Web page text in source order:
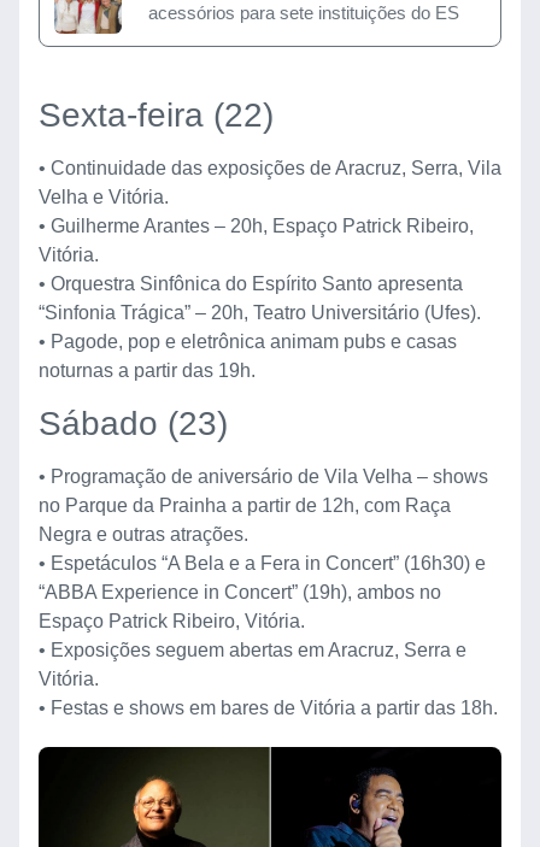
acessórios para sete instituições do ES
Sexta-feira (22)
• Continuidade das exposições de Aracruz, Serra, Vila
Velha e Vitória.
• Guilherme Arantes – 20h, Espaço Patrick Ribeiro,
Vitória.
• Orquestra Sinfônica do Espírito Santo apresenta
“Sinfonia Trágica” – 20h, Teatro Universitário (Ufes).
• Pagode, pop e eletrônica animam pubs e casas
noturnas a partir das 19h.
Sábado (23)
• Programação de aniversário de Vila Velha – shows
no Parque da Prainha a partir de 12h, com Raça
Negra e outras atrações.
• Espetáculos “A Bela e a Fera in Concert” (16h30) e
“ABBA Experience in Concert” (19h), ambos no
Espaço Patrick Ribeiro, Vitória.
• Exposições seguem abertas em Aracruz, Serra e
Vitória.
• Festas e shows em bares de Vitória a partir das 18h.